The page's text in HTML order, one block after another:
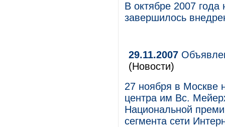
В октябре 2007
завершилось
29.11.2007
(Новости)
27 ноября в Москве
центра им Вс.
Национальной
сегмента сети